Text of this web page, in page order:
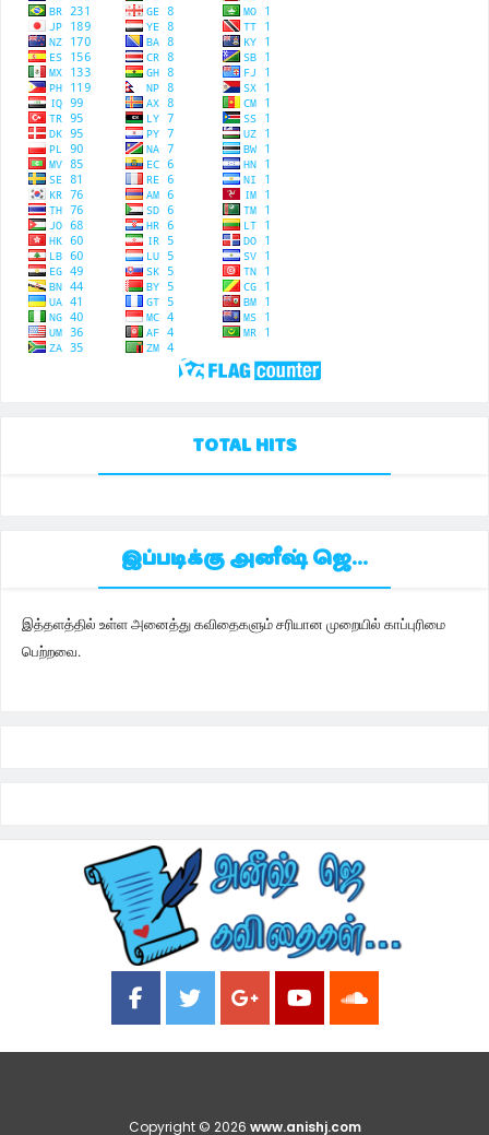
TOTAL HITS
இப்படிக்கு அனீஷ் ஜெ...
இத்தளத்தில் உள்ள அனைத்து கவிதைகளும் சரியான முறையில் காப்புரிமை
பெற்றவை.
Copyright © 2026 www.anishj.com